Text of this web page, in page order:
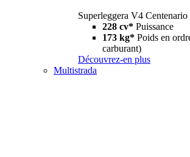
Superleggera V4 Centenario
228 cv* Puissance
173 kg* Poids en
carburant)
Découvrez-en plus
Multistrada